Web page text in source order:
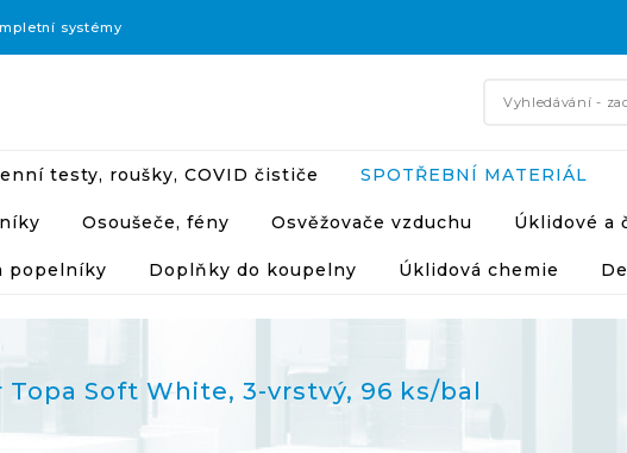
systémy
testy, roušky, COVID čističe SPOTŘEBNÍ MATERIÁL
Osoušeče, fény Osvěžovače vzduchu Úklidové a
popelníky Doplňky do koupelny Úklidová chemie
Soft White, 3-vrstvý, 96 ks/bal